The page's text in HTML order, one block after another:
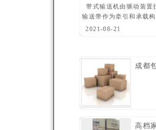
带式输送机由驱动装置
输送带作为牵引和承载
品。 带式输送机是一
械。应用它，可以将物
2021-08-21
成都
高档